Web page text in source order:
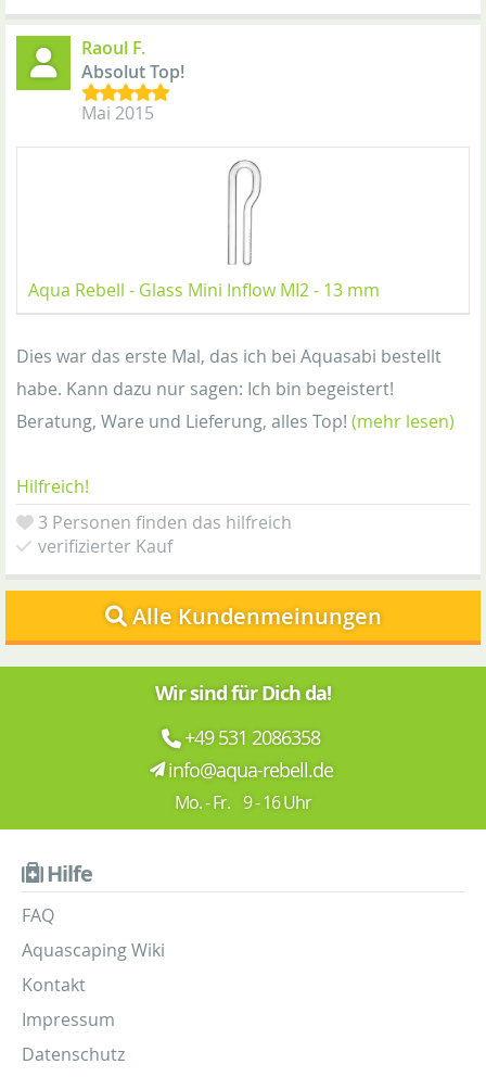
Raoul F.
Absolut Top!
Mai 2015
Aqua Rebell - Glass Mini Inflow MI2 - 13 mm
Dies war das erste Mal, das ich bei Aquasabi bestellt
habe. Kann dazu nur sagen: Ich bin begeistert!
Beratung, Ware und Lieferung, alles Top! (mehr lesen)
Hilfreich!
3 Personen finden das hilfreich
verifizierter Kauf
Alle Kundenmeinungen
Wir sind für Dich da!
+49 531 2086358
info@aqua-rebell.de
Mo. - Fr. 9 - 16 Uhr
Hilfe
FAQ
Aquascaping Wiki
Kontakt
Impressum
Datenschutz